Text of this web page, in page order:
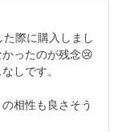
際に購入しまし
ったのが残念😢
しです。
相性も良さそう